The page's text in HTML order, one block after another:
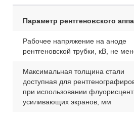
Параметр рентгеновского
Рабочее напряжение на аноде
рентгеновской трубки, кВ, не
Максимальная толщина стали
доступная для
при использовании
усиливающих экранов, мм